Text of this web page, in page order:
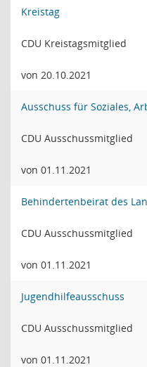
Kreistag
CDU Kreistagsmitglied
von 20.10.2021
Ausschuss für Soziales,
CDU Ausschussmitglied
von 01.11.2021
Behindertenbeirat des
CDU Ausschussmitglied
von 01.11.2021
Jugendhilfeausschuss
CDU Ausschussmitglied
von 01.11.2021